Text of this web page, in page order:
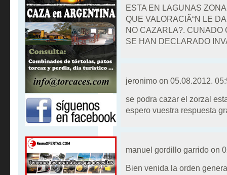
ESTA EN LAGUNAS
QUE VALORACIÃ“N LE
NO CAZARLA?. CUNADO
SE HAN DECLARADO
jeronimo on 05.08.2012.
se podra cazar el zorzal
espero vuestra respuesta
manuel gordillo garrido on
Bien venida la orden